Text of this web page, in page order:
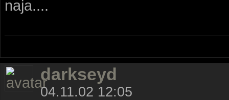
naja....
darkseyd
04.11.02 12:05